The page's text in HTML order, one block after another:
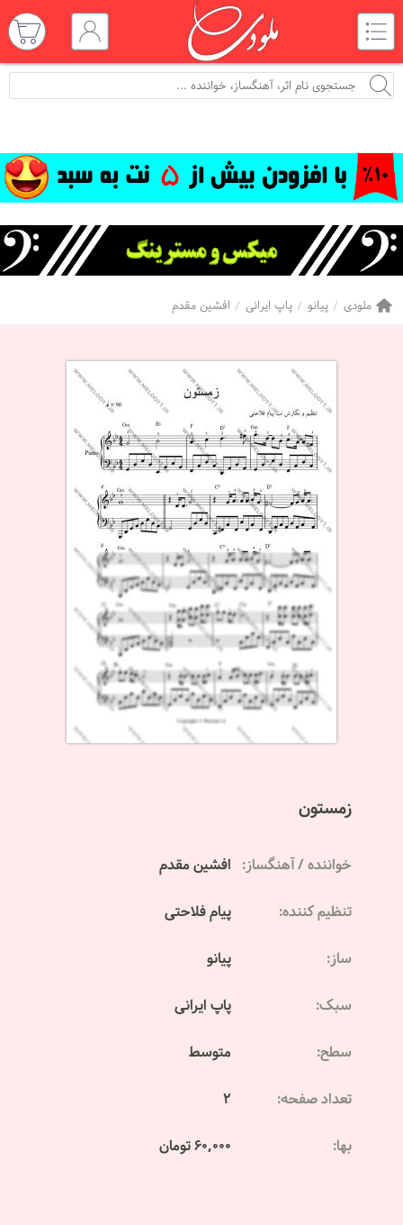
ملودی پیانو پاپ ایرانی افشین مقدم
زمستون
خواننده / آهنگساز: افشین مقدم
تنظیم کننده: پیام فلاحتی
ساز: پیانو
سبک: پاپ ایرانی
سطح: متوسط
تعداد صفحه: 2
بها: 60,000 تومان